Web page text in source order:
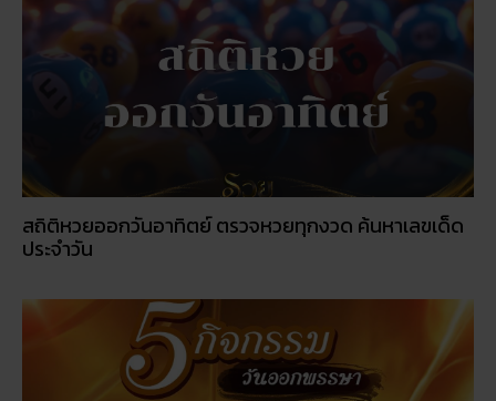
สถิติหวยออกวันอาทิตย์ ตรวจหวยทุกงวด ค้นหาเลขเด็ด
ประจำวัน